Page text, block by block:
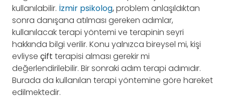
kullanılabilir. İzmir psikolog,problem anlaşıldıktan
sonra danışana atılması gereken adımlar,
kullanılacak terapi yöntemi ve terapinin seyri
hakkında bilgi verilir. Konu yalnızca bireysel mi, kişi
evliyse çift terapisi alması gerekir mi
değerlendirilebilir. Bir sonraki adım terapi adımıdır.
Burada da kullanılan terapi yöntemine göre hareket
edilmektedir.